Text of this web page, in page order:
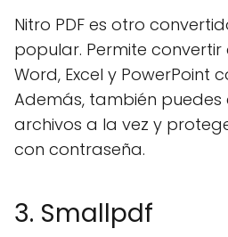
Nitro PDF es otro
popular. Permite convertir
Word, Excel y PowerPoint
Además, también puedes
archivos a la vez y
con contraseña.
3. Smallpdf